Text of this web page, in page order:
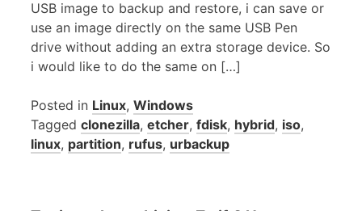
USB image to backup and restore, i can save or
use an image directly on the same USB Pen
drive without adding an extra storage device. So
i would like to do the same on […]
Posted in Linux, Windows
Tagged clonezilla, etcher, fdisk, hybrid, iso,
linux, partition, rufus, urbackup